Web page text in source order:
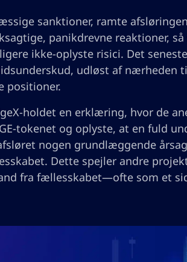
sanktioner, ramte
panikdrevne reaktioner,
ikke-oplyste risici. Det
udløst af nærheden
positioner.
holdet en erklæring, hvor de
tokenet og oplyste, at en fuld
nogen grundlæggende
Dette spejler andre
fra fællesskabet—ofte som et